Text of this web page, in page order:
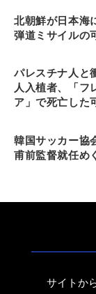
北朝鮮が日本海
弾道ミサイルの
パレスチナ人と
人入植者、「フ
ア」で死亡した
韓国サッカー協
甫前監督就任め
サイトか